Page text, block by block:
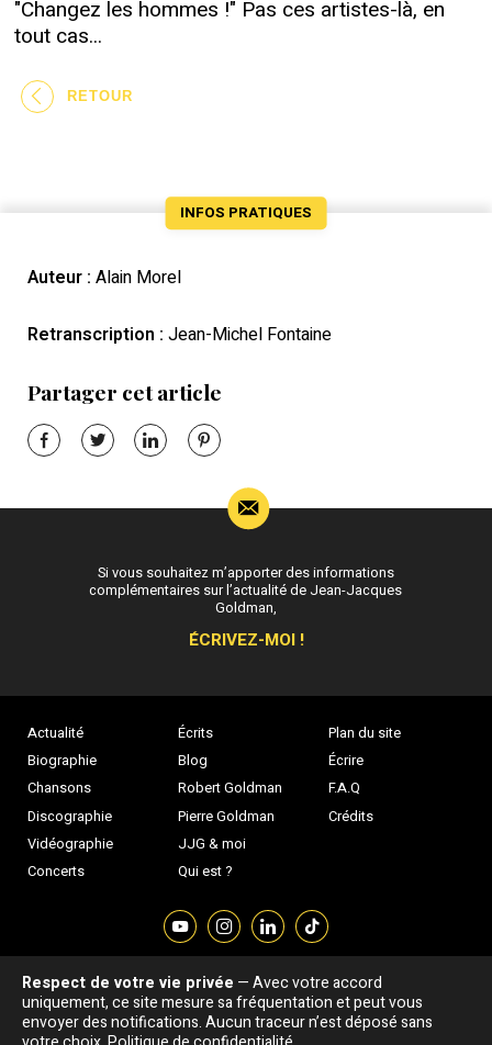
"Changez les hommes !" Pas ces artistes-là, en
tout cas...
RETOUR
INFOS PRATIQUES
Auteur : Alain Morel
Retranscription : Jean-Michel Fontaine
Partager cet article
Actualité
Biographie
Chansons
Discographie
Vidéographie
Concerts
Écrits
Blog
Robert Goldman
Pierre Goldman
JJG & moi
Qui est ?
Plan du site
Écrire
F.A.Q
Crédits
Si vous souhaitez m’apporter des informations
complémentaires sur l’actualité de Jean-Jacques
Goldman,
ÉCRIVEZ-MOI !
Association "Parler d'sa vie" © Depuis 1997 - Tous droits réservés |
Signaler une erreur |Confidentialité|Gestion des cookies|Dernière
Respect de votre vie privée — Avec votre accord
uniquement, ce site mesure sa fréquentation et peut vous
envoyer des notifications. Aucun traceur n’est déposé sans